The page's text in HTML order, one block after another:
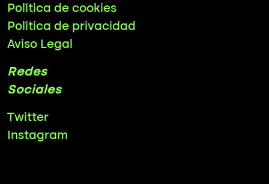
Política de cookies
Política de privacidad
Aviso Legal
Redes
Sociales
Twitter
Instagram